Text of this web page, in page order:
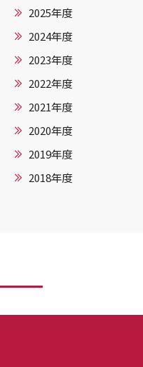
2025年度
2024年度
2023年度
2022年度
2021年度
2020年度
2019年度
2018年度